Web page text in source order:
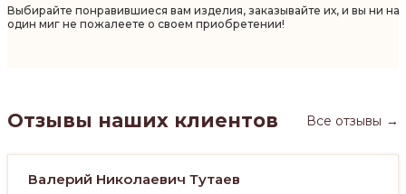
Выбирайте понравившиеся вам изделия, заказывайте их, и вы ни на
один миг не пожалеете о своем приобретении!
Отзывы наших клиентов Все отзывы →
Валерий Николаевич Тутаев